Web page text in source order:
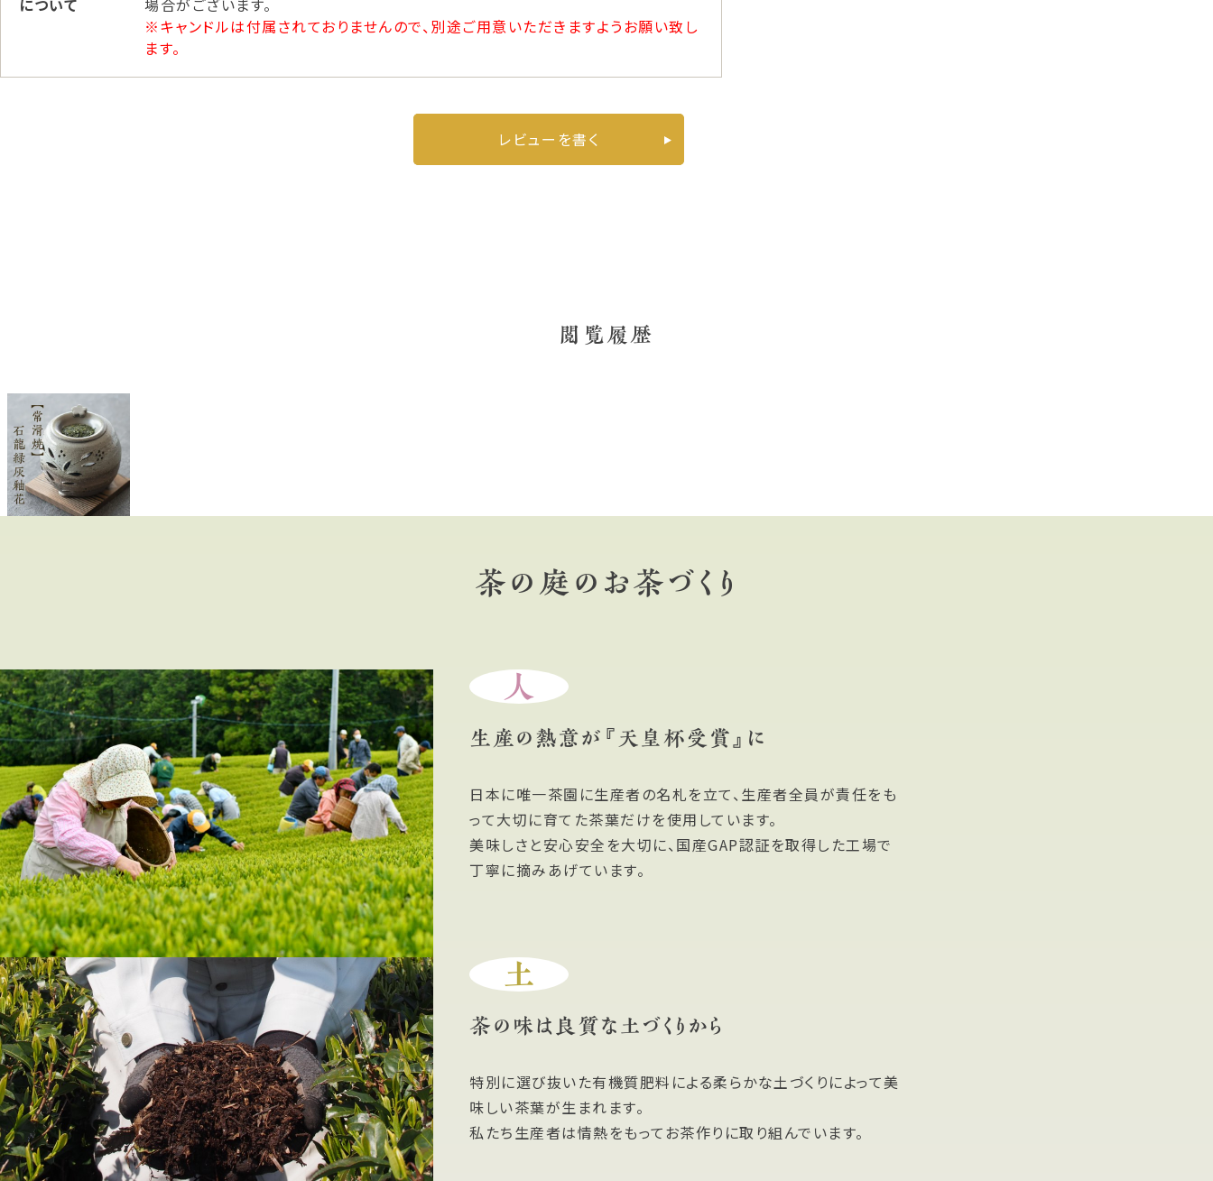
について
場合がございます。
※キャンドルは付属されておりませんので、別途ご用意いただきますようお願い致し
ます。
レビューを書く
閲覧履歴
茶の庭のお茶づくり
人
生産の熱意が『天皇杯受賞』に
日本に唯一茶園に生産者の名札を立て、生産者全員が責任をも
って大切に育てた茶葉だけを使用しています。
美味しさと安心安全を大切に、国産GAP認証を取得した工場で
丁寧に摘みあげています。
土
茶の味は良質な土づくりから
特別に選び抜いた有機質肥料による柔らかな土づくりによって美
味しい茶葉が生まれます。
私たち生産者は情熱をもってお茶作りに取り組んでいます。